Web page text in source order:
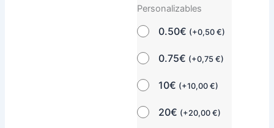
Personalizables
0.50€ (+0,50€)
0.75€ (+0,75€)
10€ (+10,00€)
20€ (+20,00€)